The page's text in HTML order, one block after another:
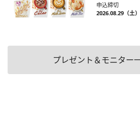
申込締切
2026.08.29（土
プレゼント＆モニター